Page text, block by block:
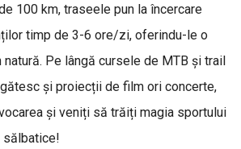
100 km, traseele pun la încercare
timp de 3-6 ore/zi, oferindu-le o
natură. Pe lângă cursele de MTB și trail
și proiecții de film ori concerte,
și veniți să trăiți magia sportului
sălbatice!